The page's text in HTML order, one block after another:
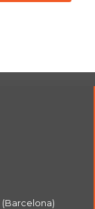
(Barcelona)